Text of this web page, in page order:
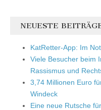
NEUESTE
KatRetter-App: Im
Viele Besucher beim
Rassismus und
3,74 Millionen Euro
Windeck
Eine neue Rutsche